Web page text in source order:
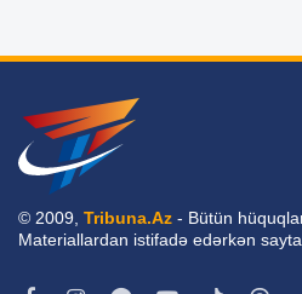
© 2009, Tribuna.Az - Bütün
Materiallardan istifadə edərkən